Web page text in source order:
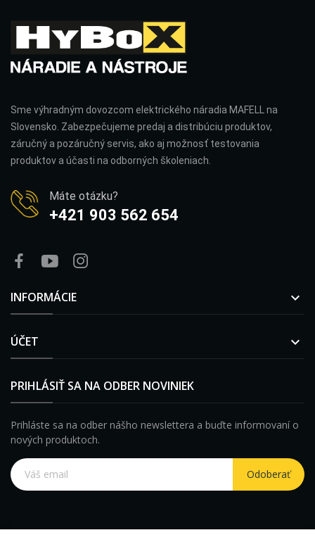
Sme výhradným dovozcom elektrického náradia MAFELL na
Slovensko. Zabezpečujeme predaj a distribúciu produktov,
záručný a pozáručný servis, ako aj možnosť testovania
produktov a účasti na odborných školeniach.
Máte otázku?
+421 903 562 654
INFORMÁCIE 
ÚČET 
PRIHLÁSIŤ SA NA ODBER NOVINIEK
Prihláste sa na odber nášho newslettera a buďte informovaní o
nových produktoch.
Odoberať